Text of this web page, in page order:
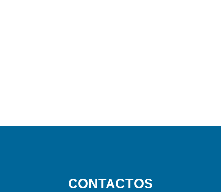
CONTACTOS